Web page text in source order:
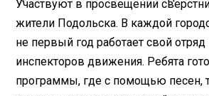
Участвуют в просвещении
жители Подольска. В каждой
не первый год работает свой
инспекторов движения. Ребята
программы, где с помощью песен,